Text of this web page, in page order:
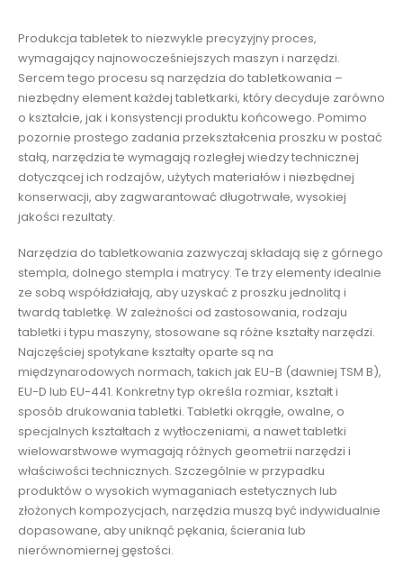
Produkcja tabletek to niezwykle precyzyjny proces,
wymagający najnowocześniejszych maszyn i narzędzi.
Sercem tego procesu są narzędzia do tabletkowania –
niezbędny element każdej tabletkarki, który decyduje zarówno
o kształcie, jak i konsystencji produktu końcowego. Pomimo
pozornie prostego zadania przekształcenia proszku w postać
stałą, narzędzia te wymagają rozległej wiedzy technicznej
dotyczącej ich rodzajów, użytych materiałów i niezbędnej
konserwacji, aby zagwarantować długotrwałe, wysokiej
jakości rezultaty.
Narzędzia do tabletkowania zazwyczaj składają się z górnego
stempla, dolnego stempla i matrycy. Te trzy elementy idealnie
ze sobą współdziałają, aby uzyskać z proszku jednolitą i
twardą tabletkę. W zależności od zastosowania, rodzaju
tabletki i typu maszyny, stosowane są różne kształty narzędzi.
Najczęściej spotykane kształty oparte są na
międzynarodowych normach, takich jak EU-B (dawniej TSM B),
EU-D lub EU-441. Konkretny typ określa rozmiar, kształt i
sposób drukowania tabletki. Tabletki okrągłe, owalne, o
specjalnych kształtach z wytłoczeniami, a nawet tabletki
wielowarstwowe wymagają różnych geometrii narzędzi i
właściwości technicznych. Szczególnie w przypadku
produktów o wysokich wymaganiach estetycznych lub
złożonych kompozycjach, narzędzia muszą być indywidualnie
dopasowane, aby uniknąć pękania, ścierania lub
nierównomiernej gęstości.